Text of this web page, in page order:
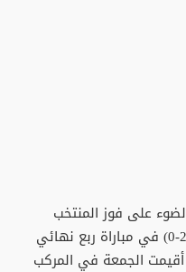
على فوز المنتخب
المغربي على نظيره الكاميروني (2-0) في مباراة ربع نهائي
2025، التي أقيمت الجمعة في المركب